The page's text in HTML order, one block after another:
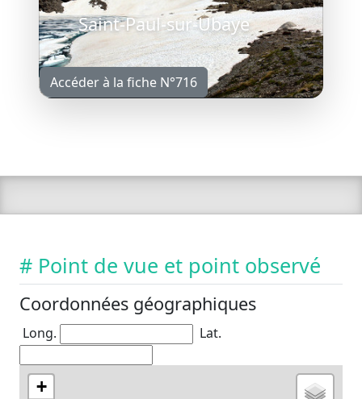
Saint-Paul-sur-Ubaye
Accéder à la fiche N°716
# Point de vue et point observé
Coordonnées géographiques
Long. Lat.
+